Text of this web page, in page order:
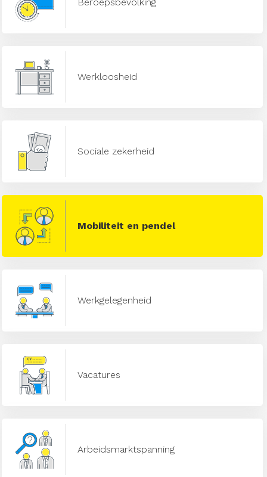
Werkloosheid
Sociale zekerheid
Mobiliteit en pendel
Werkgelegenheid
Vacatures
Arbeidsmarktspanning